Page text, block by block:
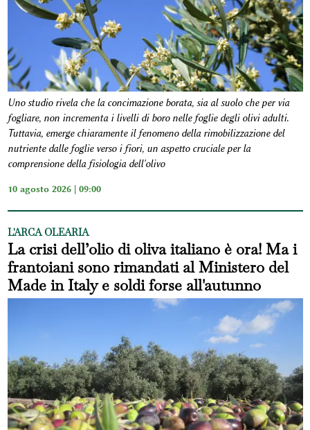
Uno studio rivela che la concimazione borata, sia al suolo che per via
fogliare, non incrementa i livelli di boro nelle foglie degli olivi adulti.
Tuttavia, emerge chiaramente il fenomeno della rimobilizzazione del
nutriente dalle foglie verso i fiori, un aspetto cruciale per la
comprensione della fisiologia dell'olivo
10 agosto 2026 | 09:00
L'ARCA OLEARIA
La crisi dell’olio di oliva italiano è ora! Ma i
frantoiani sono rimandati al Ministero del
Made in Italy e soldi forse all'autunno